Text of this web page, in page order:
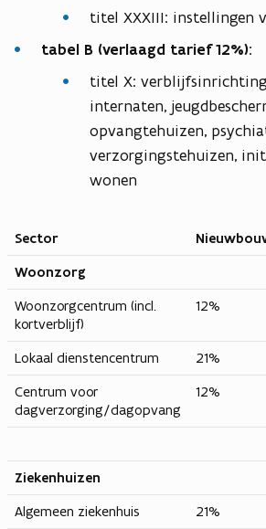
titel XXXIII: instellingen
tabel B (verlaagd tarief 12%):
titel X:
internaten,
opvangtehuizen,
verzorgingstehuizen,
wonen
Sector
Woonzorg
Woonzorgcentrum (incl.
kortverblijf)
12%
Lokaal dienstencentrum 21%
Centrum voor
dagverzorging/dagopvang
12%
Ziekenhuizen
Algemeen ziekenhuis 21%